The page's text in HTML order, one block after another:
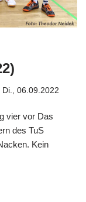
Di., 06.09.2022
vier vor Das
des TuS
Kein